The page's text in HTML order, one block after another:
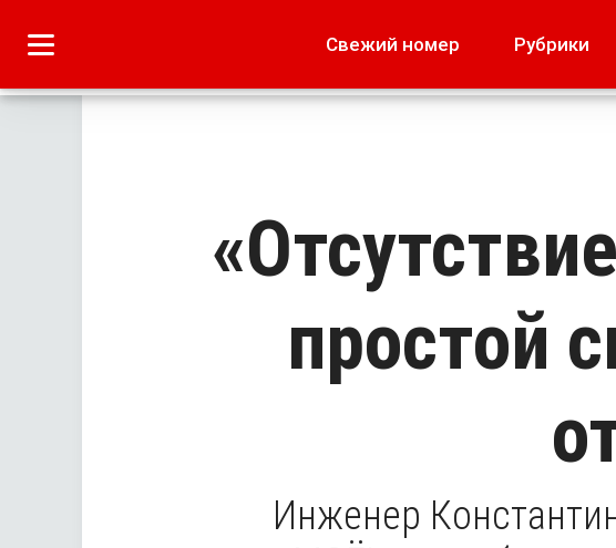
Свежий номер Рубрики
Лето наших читателей
простой
Инженер